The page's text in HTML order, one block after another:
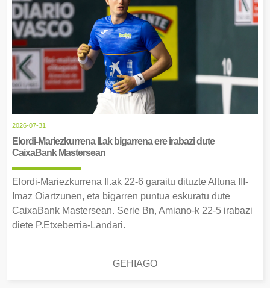
2026-07-31
Elordi-Mariezkurrena II.ak bigarrena ere irabazi dute
CaixaBank Mastersean
Elordi-Mariezkurrena II.ak 22-6 garaitu dituzte Altuna III-
Imaz Oiartzunen, eta bigarren puntua eskuratu dute
CaixaBank Mastersean. Serie Bn, Amiano-k 22-5 irabazi
diete P.Etxeberria-Landari.
GEHIAGO